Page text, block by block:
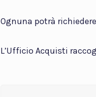
Ognuna potrà
L’Ufficio Acquisti